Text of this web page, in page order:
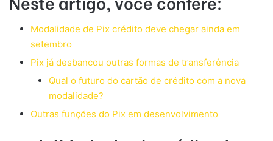
Modalidade de Pix crédito deve chegar ainda em
setembro
Pix já desbancou outras formas de transferência
Qual o futuro do cartão de crédito com a nova
modalidade?
Outras funções do Pix em desenvolvimento